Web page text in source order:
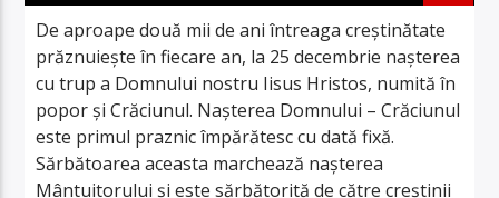
De aproape două mii de ani întreaga creştinătate
prăznuieşte în fiecare an, la 25 decembrie naşterea
cu trup a Domnului nostru Iisus Hristos, numită în
popor şi Crăciunul. Naşterea Domnului – Crăciunul
este primul praznic împărătesc cu dată fixă.
Sărbătoarea aceasta marchează naşterea
Mântuitorului şi este sărbătorită de către creştinii